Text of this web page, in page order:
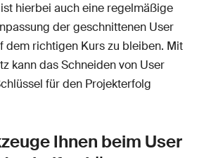
hierbei auch eine regelmäßige
der geschnittenen User
dem richtigen Kurs zu bleiben. Mit
kann das Schneiden von User
für den Projekterfolg
Ihnen beim User